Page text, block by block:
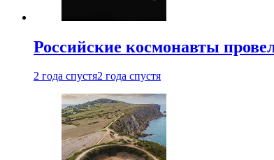
Российские космонавты
2 года спустя2 года спустя